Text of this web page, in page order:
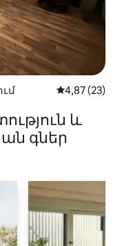
Միջին
4,87 (23)
և
գներ